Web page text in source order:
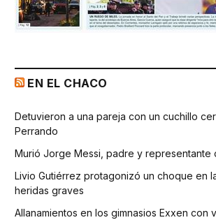
EN EL CHACO
Detuvieron a una pareja con un cuchillo
Perrando
Murió Jorge Messi, padre y representante
Livio Gutiérrez protagonizó un choque en
heridas graves
Allanamientos en los gimnasios Exxen con